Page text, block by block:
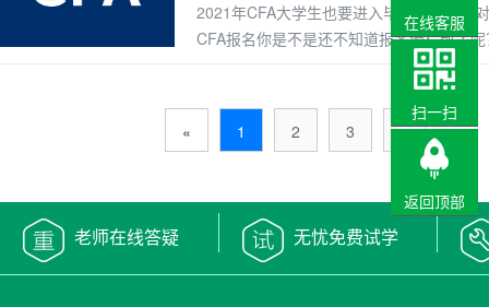
2021年CFA大学生也要进入毕业季了，那
CFA报名你是不是还不知道报名流程改了
意，2021年注册CFA考试需要两个步骤
市，如果看不到你所在城市的考点城市，
« 1 2 3 »
老师在线答疑 无忧免费试学
在线客服
扫一扫
返回顶部